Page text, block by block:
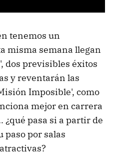
tenemos un
misma semana llegan
', dos previsibles éxitos
y reventarán las
Imposible', como
mejor en carrera
¿qué pasa si a partir de
paso por salas